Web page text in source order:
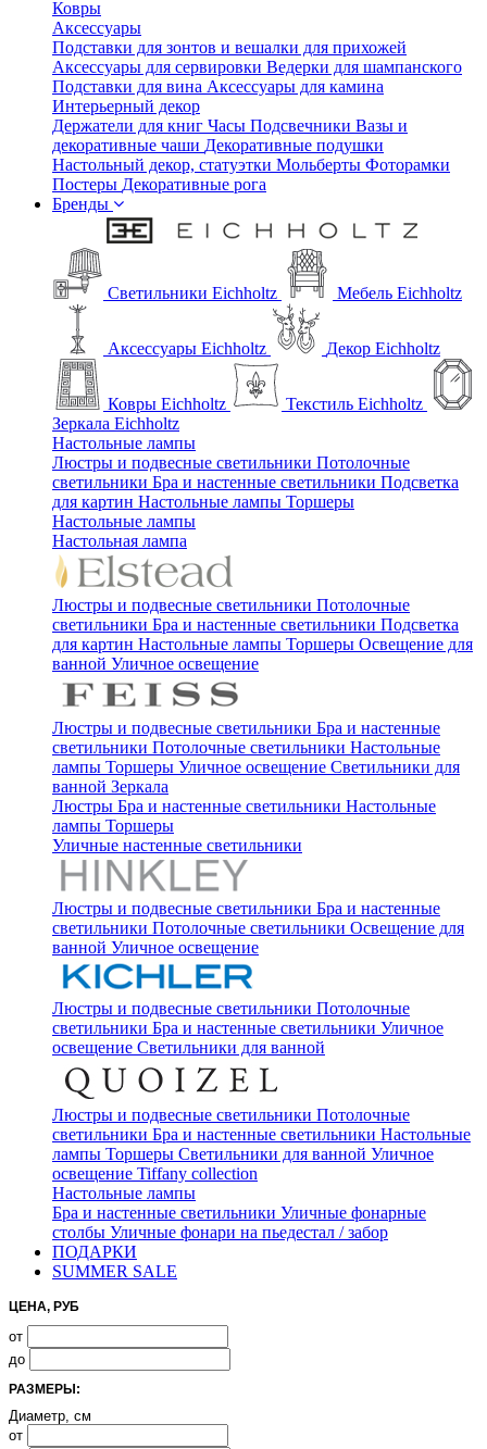
Ковры
Аксессуары
Подставки для зонтов и вешалки для прихожей
Аксессуары для сервировки Ведерки для шампанского
Подставки для вина Аксессуары для камина
Интерьерный декор
Держатели для книг Часы Подсвечники Вазы и
декоративные чаши Декоративные подушки
Настольный декор, статуэтки Мольберты Фоторамки
Постеры Декоративные рога
Бренды
Светильники Eichholtz Мебель Eichholtz
Аксессуары Eichholtz Декор Eichholtz
Ковры Eichholtz
Текстиль Eichholtz
Зеркала Eichholtz
Настольные лампы
Люстры и подвесные светильники Потолочные
светильники Бра и настенные светильники Подсветка
для картин Настольные лампы Торшеры
Настольные лампы
Настольная лампа
Люстры и подвесные светильники Потолочные
светильники Бра и настенные светильники Подсветка
для картин Настольные лампы Торшеры Освещение для
ванной Уличное освещение
Люстры и подвесные светильники Бра и настенные
светильники Потолочные светильники Настольные
лампы Торшеры Уличное освещение Светильники для
ванной Зеркала
Люстры Бра и настенные светильники Настольные
лампы Торшеры
Уличные настенные светильники
Люстры и подвесные светильники Бра и настенные
светильники Потолочные светильники Освещение для
ванной Уличное освещение
Люстры и подвесные светильники Потолочные
светильники Бра и настенные светильники Уличное
освещение Светильники для ванной
Люстры и подвесные светильники Потолочные
светильники Бра и настенные светильники Настольные
лампы Торшеры Светильники для ванной Уличное
освещение Tiffany collection
Настольные лампы
Бра и настенные светильники Уличные фонарные
столбы Уличные фонари на пьедестал / забор
ПОДАРКИ
SUMMER SALE
ЦЕНА, РУБ
от
до
РАЗМЕРЫ:
Диаметр, см
от